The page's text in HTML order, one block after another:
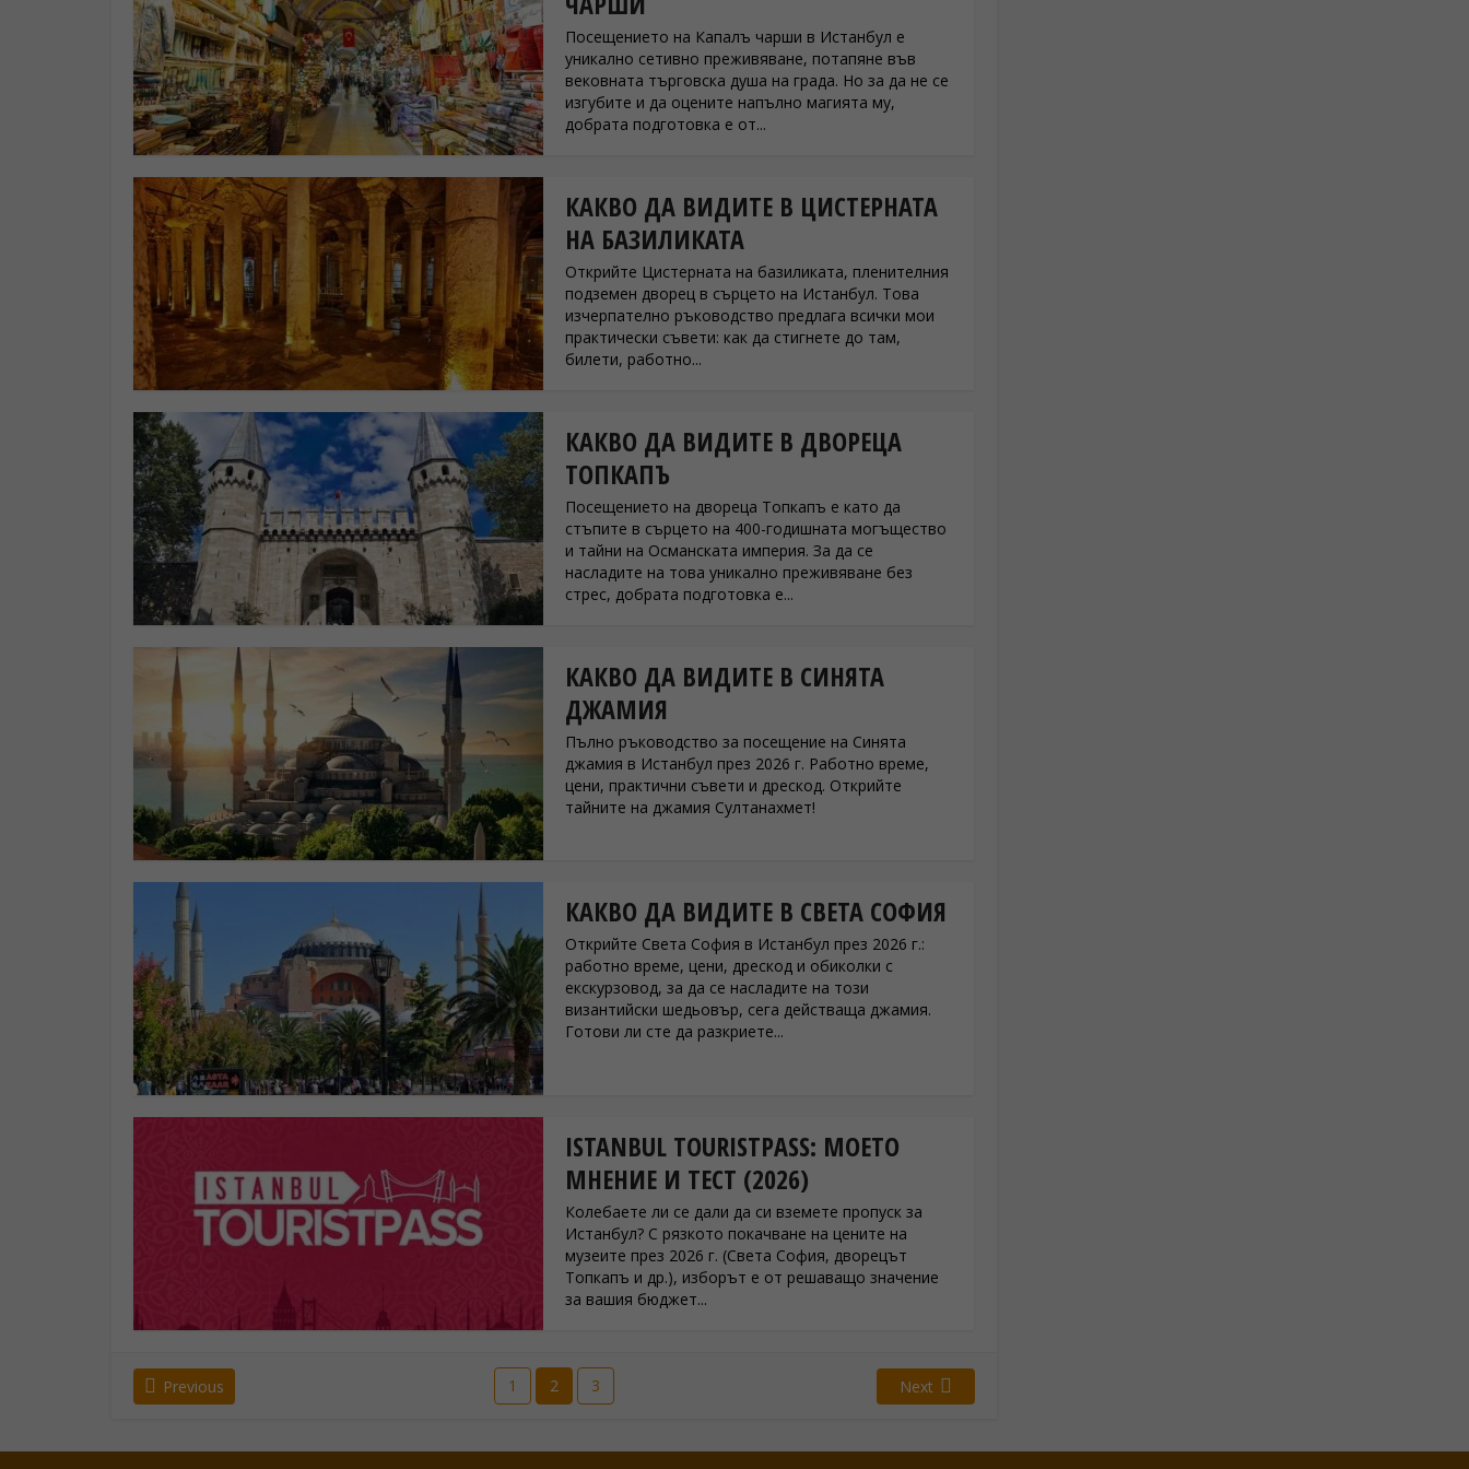
Посещението на Капалъ чарши в Истанбул е
уникално сетивно преживяване, потапяне във
вековната търговска душа на града. Но за да не се
изгубите и да оцените напълно магията му,
добрата подготовка е от...
КАКВО ДА ВИДИТЕ В ЦИСТЕРНАТА
НА БАЗИЛИКАТА
Открийте Цистерната на базиликата, пленителния
подземен дворец в сърцето на Истанбул. Това
изчерпателно ръководство предлага всички мои
практически съвети: как да стигнете до там,
билети, работно...
КАКВО ДА ВИДИТЕ В ДВОРЕЦА
ТОПКАПЪ
Посещението на двореца Топкапъ е като да
стъпите в сърцето на 400-годишната могъщество
и тайни на Османската империя. За да се
насладите на това уникално преживяване без
стрес, добрата подготовка е...
КАКВО ДА ВИДИТЕ В СИНЯТА
ДЖАМИЯ
Пълно ръководство за посещение на Синята
джамия в Истанбул през 2026 г. Работно време,
цени, практични съвети и дрескод. Открийте
тайните на джамия Султанахмет!
КАКВО ДА ВИДИТЕ В СВЕТА СОФИЯ
Открийте Света София в Истанбул през 2026 г.:
работно време, цени, дрескод и обиколки с
екскурзовод, за да се насладите на този
византийски шедьовър, сега действаща джамия.
Готови ли сте да разкриете...
ISTANBUL TOURISTPASS: МОЕТО
МНЕНИЕ И ТЕСТ (2026)
Колебаете ли се дали да си вземете пропуск за
Истанбул? С рязкото покачване на цените на
музеите през 2026 г. (Света София, дворецът
Топкапъ и др.), изборът е от решаващо значение
за вашия бюджет...
Previous 1 2 3 Next